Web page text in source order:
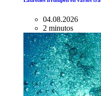
04.08.2026
2 minutos